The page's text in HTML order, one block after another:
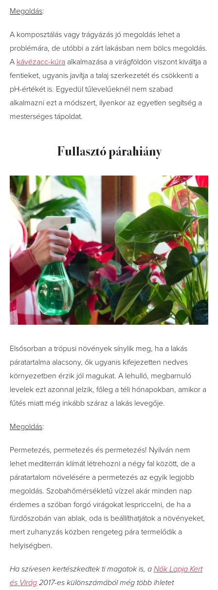
Megoldás:
A komposztálás vagy trágyázás jó megoldás lehet a
problémára, de utóbbi a zárt lakásban nem bölcs megoldás.
A kávézacc-kúra alkalmazása a virágföldön viszont kiváltja a
fentieket, ugyanis javítja a talaj szerkezetét és csökkenti a
pH-értékét is. Egyedül tűlevelűeknél nem szabad
alkalmazni ezt a módszert, ilyenkor az egyetlen segítség a
mesterséges tápoldat.
Fullasztó párahiány
Elsősorban a trópusi növények sínylik meg, ha a lakás
páratartalma alacsony, ők ugyanis kifejezetten nedves
környezetben érzik jól magukat. A lehulló, megbarnuló
levelek ezt azonnal jelzik, főleg a téli hónapokban, amikor a
fűtés miatt még inkább száraz a lakás levegője.
Megoldás:
Permetezés, permetezés és permetezés! Nyilván nem
lehet mediterrán klímát létrehozni a négy fal között, de a
páratartalom növelésére a permetezés az egyik legjobb
megoldás. Szobahőmérsékletű vízzel akár minden nap
érdemes a szóban forgó virágokat lespriccelni, de ha a
fürdőszobán van ablak, oda is beállíthatjátok a növényeket,
mert zuhanyzás közben rengeteg pára termelődik a
helyiségben.
Ha szívesen kertészkedtek ti magatok is, a Nők Lapja Kert
és Virág 2017-es különszámából még több ihletet